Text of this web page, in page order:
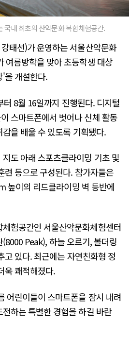
국내 최초의 산악문화 복합체험공간.
태선)가 운영하는 서울산악문화
여름방학을 맞아 초등학생 대상
을 개설한다.
8월 16일까지 진행된다. 디지털
스마트폰에서 벗어나 신체 활동
을 배울 수 있도록 기획됐다.
도 아래 스포츠클라이밍 기초 및
련 등으로 구성된다. 참가자들은
높이의 리드클라이밍 벽 등반에
험공간인 서울산악문화체험센터
Peak), 하늘 오르기, 볼더링
고 있다. 최근에는 자연친화형 정
욱 쾌적해졌다.
어린이들이 스마트폰을 잠시 내려
하는 특별한 경험을 하길 바란